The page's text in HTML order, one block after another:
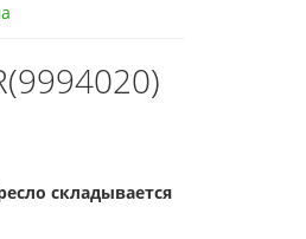
складывается